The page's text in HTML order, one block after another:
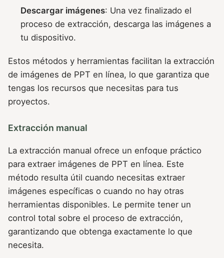
Descargar imágenes: Una vez finalizado el
proceso de extracción, descarga las imágenes a
tu dispositivo.
Estos métodos y herramientas facilitan la extracción
de imágenes de PPT en línea, lo que garantiza que
tengas los recursos que necesitas para tus
proyectos.
Extracción manual
La extracción manual ofrece un enfoque práctico
para extraer imágenes de PPT en línea. Este
método resulta útil cuando necesitas extraer
imágenes específicas o cuando no hay otras
herramientas disponibles. Le permite tener un
control total sobre el proceso de extracción,
garantizando que obtenga exactamente lo que
necesita.